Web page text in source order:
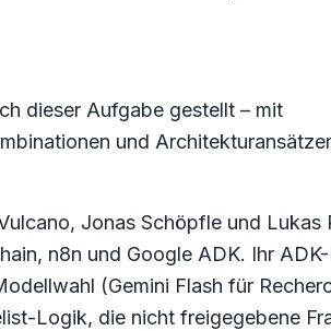
dieser Aufgabe gestellt – mit
und
Jonas Schöpfle und Lukas
n8n und Google ADK. Ihr
(Gemini Flash für
Logik, die nicht freigegebene